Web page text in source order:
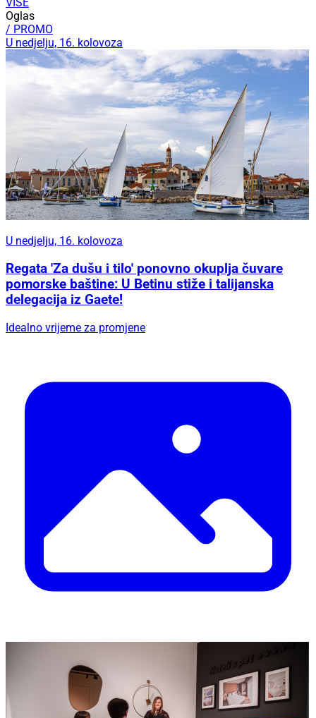
VIŠE
Oglas
/ PROMO
U nedjelju, 16. kolovoza
U nedjelju, 16. kolovoza
Regata 'Za dušu i tilo' ponovno okuplja čuvare
pomorske baštine: U Betinu stiže i talijanska
delegacija iz Gaete!
Idealno vrijeme za promjene